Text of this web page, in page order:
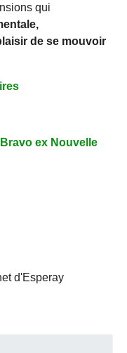
qui
de se mouvoir
ex Nouvelle
d'Esperay